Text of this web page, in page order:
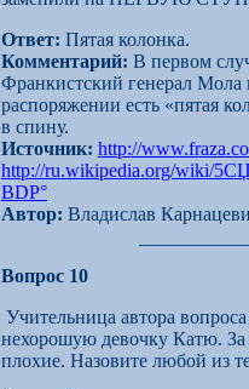
Ответ: Пятая колонка.
Комментарий: В первом
Франкистский генерал Мола
распоряжении есть «пятая
в спину.
Источник: http://
http://ru.wikipedia.org/wiki/
BDР°
Автор: Владислав
Вопрос 10
Учительница автора
нехорошую девочку Катю. За
плохие. Назовите любой из